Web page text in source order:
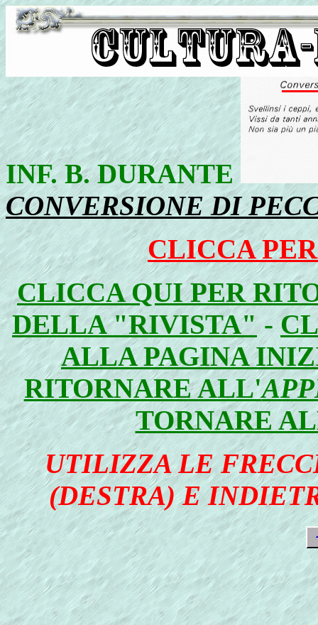
INF. B. DURANTE
CONVERSIONE DI
CLICCA
CLICCA QUI PER
DELLA "RIVISTA"-
ALLA PAGINA
RITORNARE ALL'
TORNARE
UTILIZZA LE
(DESTRA) E